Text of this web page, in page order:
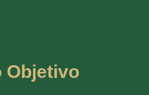
Objetivo